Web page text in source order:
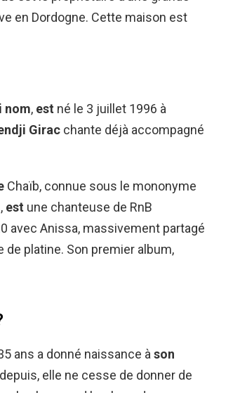
en Dordogne. Cette maison est
nom, est né le 3 juillet 1996 à
Girac chante déjà accompagné
Chaïb, connue sous le mononyme
est une chanteuse de RnB
avec Anissa, massivement partagé
platine. Son premier album,
ans a donné naissance à son
elle ne cesse de donner de